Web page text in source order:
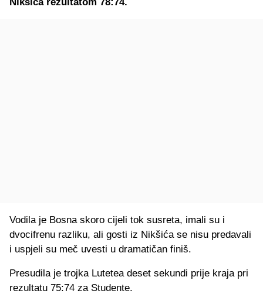
Vodila je Bosna skoro cijeli tok susreta, imali su i
dvocifrenu razliku, ali gosti iz Nikšića se nisu predavali
i uspjeli su meč uvesti u dramatičan finiš.
Presudila je trojka Lutetea deset sekundi prije kraja pri
rezultatu 75:74 za Studente.